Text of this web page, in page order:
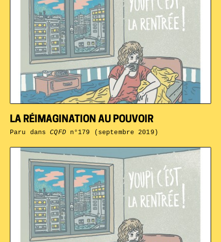
LA RÉIMAGINATION AU POUVOIR
Paru dansCQFDn°179 (septembre 2019)